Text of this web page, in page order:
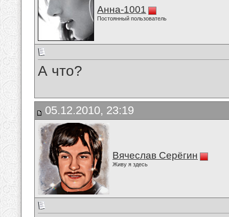
Анна-1001
Постоянный пользователь
А что?
05.12.2010, 23:19
Вячеслав Серёгин
Живу я здесь